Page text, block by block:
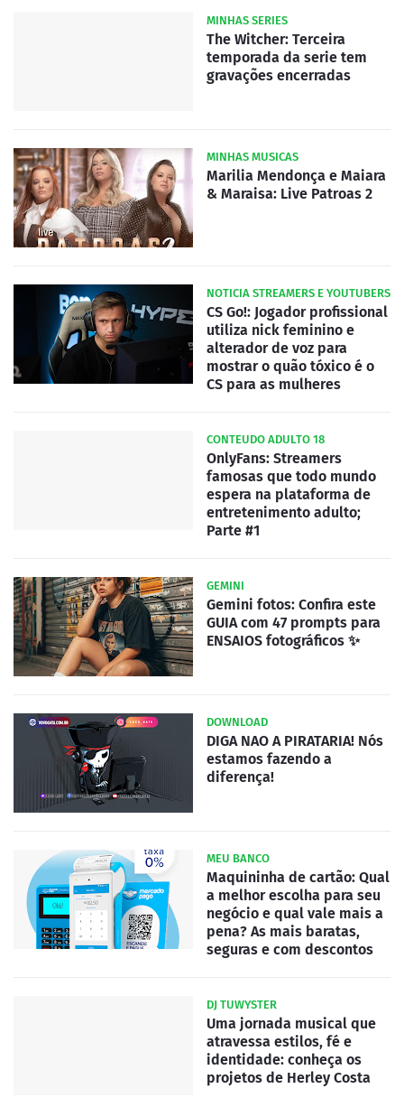
MINHAS SERIES
The Witcher: Terceira
temporada da serie tem
gravações encerradas
MINHAS MUSICAS
Marilia Mendonça e Maiara
& Maraisa: Live Patroas 2
NOTICIA STREAMERS E YOUTUBERS
CS Go!: Jogador profissional
utiliza nick feminino e
alterador de voz para
mostrar o quão tóxico é o
CS para as mulheres
CONTEUDO ADULTO 18
OnlyFans: Streamers
famosas que todo mundo
espera na plataforma de
entretenimento adulto;
Parte #1
GEMINI
Gemini fotos: Confira este
GUIA com 47 prompts para
ENSAIOS fotográficos ✨
DOWNLOAD
DIGA NAO A PIRATARIA! Nós
estamos fazendo a
diferença!
MEU BANCO
Maquininha de cartão: Qual
a melhor escolha para seu
negócio e qual vale mais a
pena? As mais baratas,
seguras e com descontos
DJ TUWYSTER
Uma jornada musical que
atravessa estilos, fé e
identidade: conheça os
projetos de Herley Costa